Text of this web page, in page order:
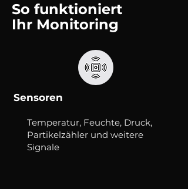
So funktioniert
Ihr Monitoring
Sensoren
Temperatur, Feuchte, Druck,
Partikelzähler und weitere
Signale​